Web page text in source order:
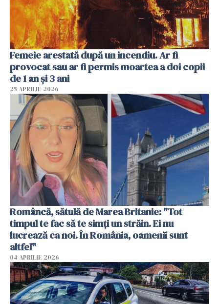
Femeie arestată după un incendiu. Ar fi
provocat sau ar fi permis moartea a doi copii
de 1 an și 3 ani
25 APRILIE 2026
Româncă, sătulă de Marea Britanie: "Tot
timpul te fac să te simți un străin. Ei nu
lucrează ca noi. În România, oamenii sunt
altfel"
04 APRILIE 2026